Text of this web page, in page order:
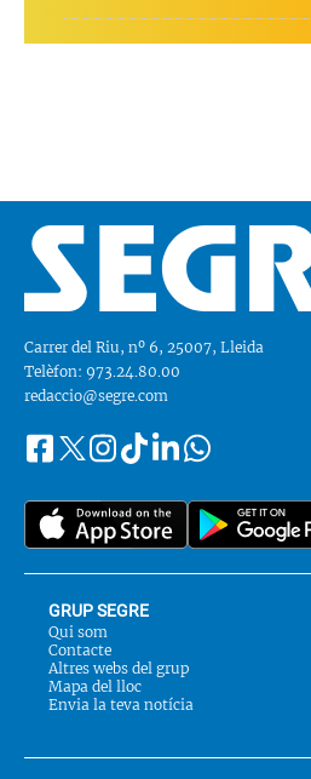
Carrer del Riu, nº 6, 25007, Lleida
Telèfon: 973.24.80.00
redaccio@segre.com
Segueix-
a::
FacebookInstagram
TiktokLinkedinWhatsapp
GRUP SEGRE
Qui som
Contacte
Altres webs del grup
Mapa del lloc
Envia la teva notícia